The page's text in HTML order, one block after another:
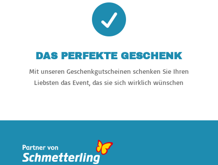

DAS PERFEKTE GESCHENK
Mit unseren Geschenkgutscheinen schenken Sie Ihren
Liebsten das Event, das sie sich wirklich wünschen